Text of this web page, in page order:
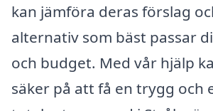
kan jämföra deras förslag
alternativ som bäst passar
och budget. Med vår hjälp
säker på att få en trygg och